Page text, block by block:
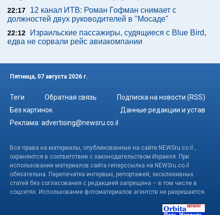
22:17
12 канал ИТВ: Роман Гофман снимает с
должностей двух руководителей в "Мосаде"
22:12
Израильские пассажиры, судящиеся с Blue Bird,
едва не сорвали рейс авиакомпании
Пятница, 07 августа 2026 г.
Теги Обратная связь
Подписка на новости (RSS)
Без картинок
Данные редакции и устав
Реклама: advertising@newsru.co.il
Все права на материалы, опубликованные на сайте NEWSru.co.il ,
охраняются в соответствии с законодательством Израиля. При
использовании материалов сайта гиперссылка на NEWSru.co.il
обязательна. Перепечатка интервью, репортажей, эксклюзивных
статей без согласования с редакцией запрещена – в том числе в
соцсетях. Использование фотоматериалов агентств не разрешается.